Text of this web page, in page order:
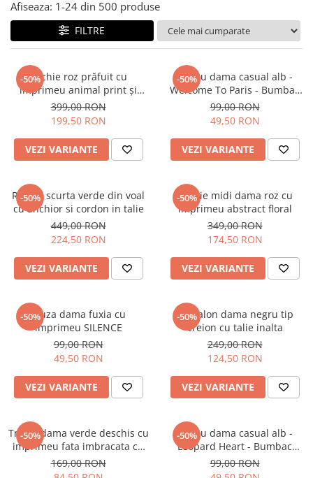
Tricouri si topuri
Rochii de eveniment
Afiseaza: 1-24 din 500 produse
FILTRE
-50%Rochie roz prăfuit cu
imprimeu animal print și
curea
399,00 RON
199,50 RON
VEZI VARIANTE
-50%
Tricou dama casual alb -
Welcome To Paris - Bumbac
Organic
99,00 RON
49,50 RON
VEZI VARIANTE
-50%
Rochie scurta verde din voal
cu anchior si cordon in talie
449,00 RON
224,50 RON
VEZI VARIANTE
-50%
Rochie midi dama roz cu
imprimeu abstract floral
349,00 RON
174,50 RON
VEZI VARIANTE
-50%Bluza dama fuxia cu
imprimeu SILENCE
99,00 RON
49,50 RON
VEZI VARIANTE
-50%
Pantalon dama negru tip
creion cu talie inalta
249,00 RON
124,50 RON
VEZI VARIANTE
-50%
Tricou dama verde deschis cu
imprimeu fata imbracata cu
alb si inghetata in mana
169,00 RON
-50%
Tricou dama casual alb -
Leopard Heart - Bumbac
Organic
99,00 RON